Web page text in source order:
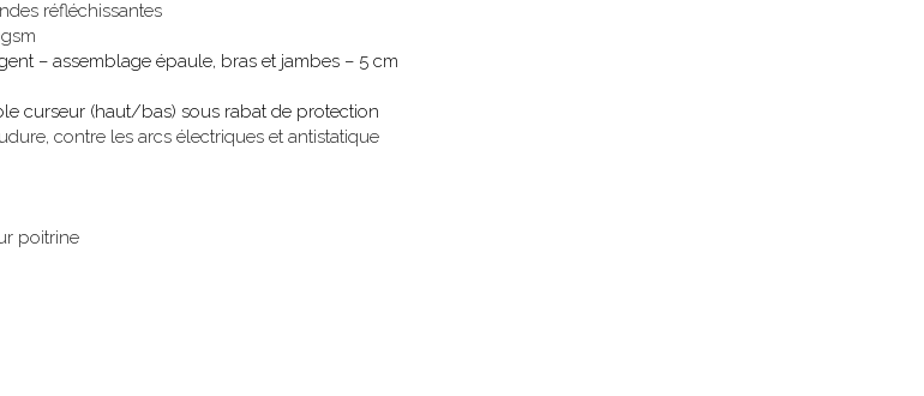
réfléchissantes
– assemblage épaule, bras et jambes – 5 cm
curseur (haut/bas) sous rabat de protection
contre les arcs électriques et antistatique
poitrine